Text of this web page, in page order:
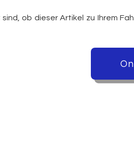
sind, ob dieser Artikel zu Ihrem